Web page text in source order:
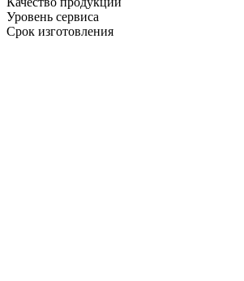
Уровень сервиса
Срок изготовления